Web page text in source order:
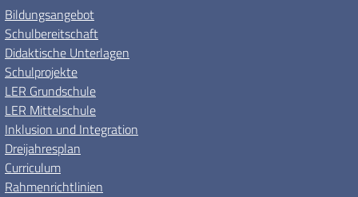
Bildungsangebot
Schulbereitschaft
Didaktische Unterlagen
Schulprojekte
LER Grundschule
LER Mittelschule
Inklusion und Integration
Dreijahresplan
Curriculum
Rahmenrichtlinien